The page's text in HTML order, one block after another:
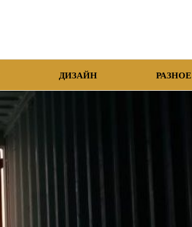
ДИЗАЙН РАЗНОЕ